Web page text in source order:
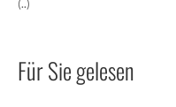
(..)
Für Sie gelesen